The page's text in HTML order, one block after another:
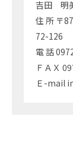
吉田 明
住 所 〒
72-126
電 話
ＦＡＸ
Ｅ-mail